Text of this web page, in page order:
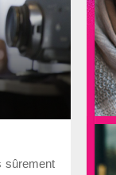
sûrement